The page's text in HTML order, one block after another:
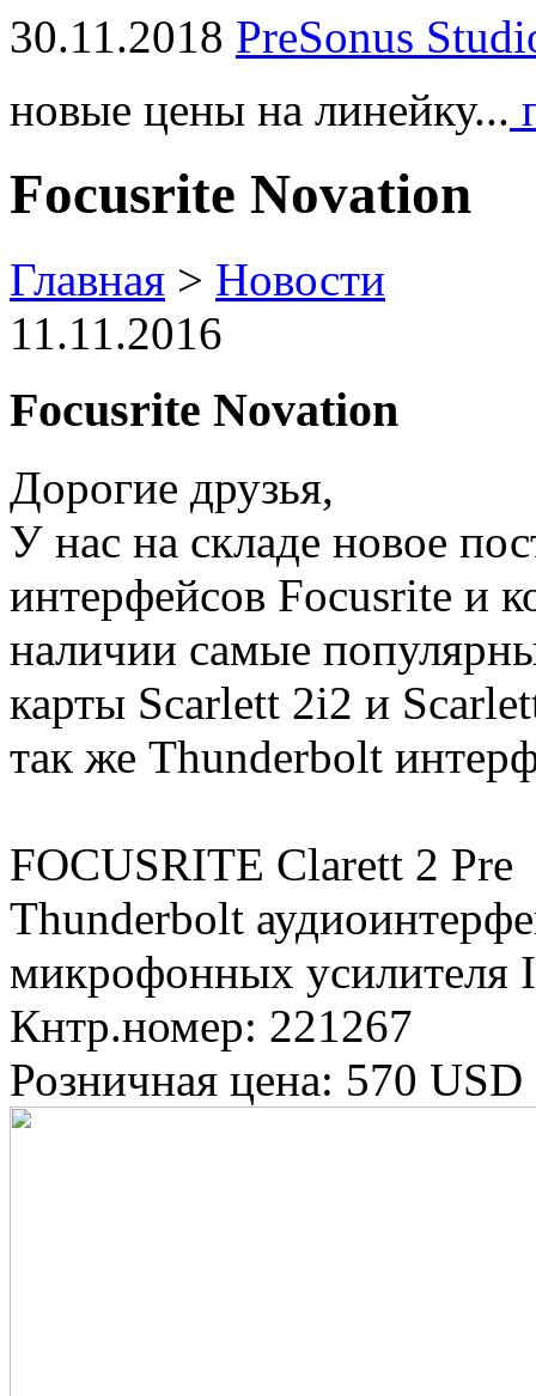
30.11.2018 PreSonus
новые цены на линейку...
Focusrite Novation
Главная > Новости
11.11.2016
Focusrite Novation
Дорогие друзья,
У нас на складе новое
интерфейсов Focusrite и
наличии самые
карты Scarlett 2i2 и
так же Thunderbolt
FOCUSRITE Clarett 2 Pre
Thunderbolt
микрофонных усилителя
Кнтр.номер: 221267
Розничная цена: 570